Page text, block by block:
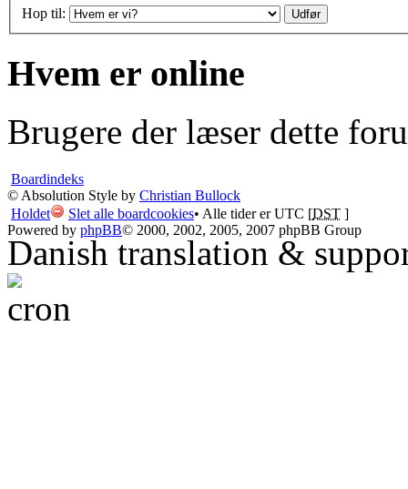
Hop til:
Hvem er online
Brugere der læser dette
Boardindeks
© Absolution Style by Christian Bullock
Holdet
Slet alle boardcookies• Alle tider er UTC [DST ]
Powered by phpBB© 2000, 2002, 2005, 2007 phpBB Group
Danish translation &